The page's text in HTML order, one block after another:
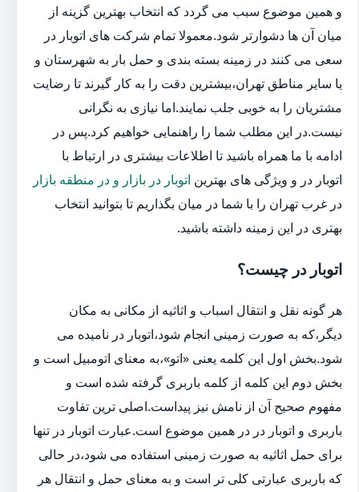
و همین موضوع سبب می گردد که انتخاب بهترین گزینه از
میان آن ها دشوارتر شود.معمولا تمام شرکت های اتوبار در
سعی می کنند در زمینه بسته بندی و حمل بار به شهرستان و
یا سایر مناطق تهران،بیشترین دقت را به کار گیرند تا رضایت
مشتریان را به خوبی جلب نمایند.اما نیازی به نگرانی
نیست.در این مطلب شما را راهنمایی خواهیم کرد.پس در
ادامه با ما همراه باشید تا اطلاعات بیشتری در ارتباط با
اتوبار در و ویژگی های بهترین اتوبار در بازار و در منطقه بازار
در غرب تهران را با شما در میان بگذاریم تا بتوانید انتخاب
بهتری در این زمینه داشته باشید.
اتوبار در چیست؟
هر گونه نقل و انتقال اسباب و اثاثیه از مکانی به مکان
دیگر،که به صورت زمینی انجام شود،اتوبار در نامیده می
شود.بخش اول این کلمه یعنی «اتو»،به معنای اتومبیل است و
بخش دوم این کلمه از کلمه باربری گرفته شده است و
مفهوم صحیح آن از نامش نیز پیداست.اصلی ترین تفاوت
باربری و اتوبار در در همین موضوع است.عبارت اتوبار در تنها
برای حمل اثاثیه به صورت زمینی استفاده می شود،در حالی
که باربری عبارتی کلی تر است و به معنای حمل و انتقال هر